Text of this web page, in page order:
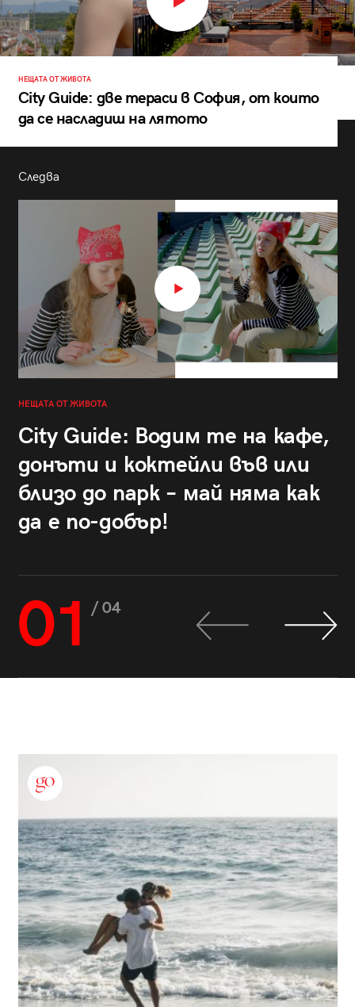
НЕЩАТА ОТ ЖИВОТА
City Guide: две тераси в София, от които
да се насладиш на лятото
Следва
НЕЩАТА ОТ ЖИВОТА
City Guide: Водим те на кафе,
донъти и коктейли във или
близо до парк – май няма как
да е по-добър!
01 / 04